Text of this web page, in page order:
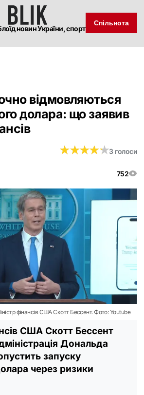
новин України, спорт
Спільнота
відмовляються
долара: що заявив
752
★★★★★
★★★★★3 голоси
фінансів США Скотт Бессент. Фото: Youtube
США Скотт Бессент
Дональда
запуску
через ризики